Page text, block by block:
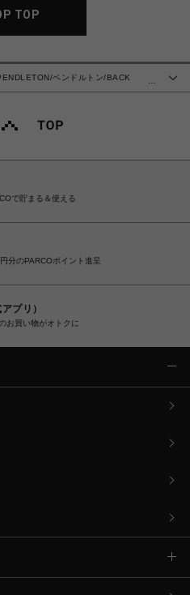
TOP
ペンドルトン/BACK
で貯まる＆使える
分のPARCOポイント進呈
プリ）
お買い物がオトクに